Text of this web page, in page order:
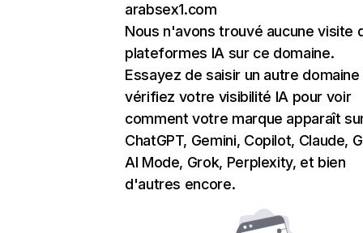
arabsex1.com
Nous n'avons trouvé aucune visite
plateformes IA sur ce domaine.
Essayez de saisir un autre domaine
vérifiez votre visibilité IA pour voir
comment votre marque apparaît
ChatGPT, Gemini, Copilot, Claude,
AI Mode, Grok, Perplexity, et bien
d'autres encore.